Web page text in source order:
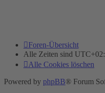
Foren-Übersicht
Alle Zeiten sind
Alle Cookies löschen
Powered by phpBB® Forum